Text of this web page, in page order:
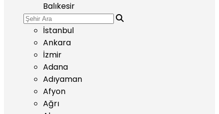
Balıkesir
İstanbul
Ankara
İzmir
Adana
Adıyaman
Afyon
Ağrı